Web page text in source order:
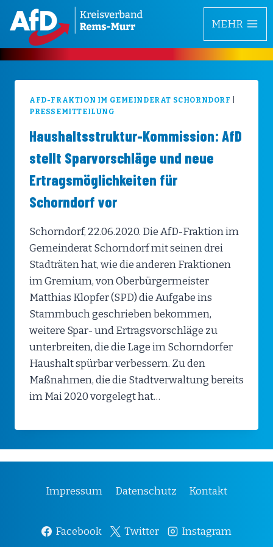
Inhalt
springen
MEHR
AFD-FRAKTION IM GEMEINDERAT SCHORNDORF
PRESSEMITTEILUNG
Haushaltsstruktur-Kommission: AfD
stellt Sparvorschläge und neue
Ertragsmöglichkeiten für
Schorndorf vor
Schorndorf, 22.06.2020. Die AfD-Fraktion im
Gemeinderat Schorndorf mit seinen drei
Stadträten hat, wie die anderen Fraktionen
im Gremium, von Oberbürgermeister
Matthias Klopfer (SPD) die Aufgabe ins
Stammbuch geschrieben bekommen,
weitere Spar- und Ertragsvorschläge zu
unterbreiten, die die Lage im Schorndorfer
Haushalt spürbar verbessern. Zu den
Maßnahmen, die die Stadtverwaltung bereits
im Mai 2020 vorgelegt hat…
Impressum Datenschutz Kontakt
Facebook Twitter Instagram